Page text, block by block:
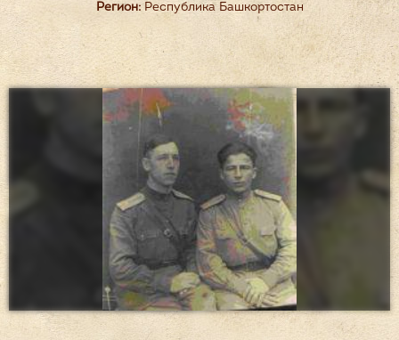
Регион:Республика Башкортостан